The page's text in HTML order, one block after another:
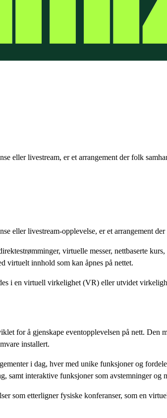
eller livestream, er et arrangement der folk
eller livestream-opplevelse, er et arrangement
virtuelle messer, nettbaserte
virtuelt innhold som kan åpnes på nettet.
i en virtuell virkelighet (VR) eller utvidet
for å gjenskape eventopplevelsen på nett.
installert.
i dag, hver med unike funksjoner og
samt interaktive funksjoner som avstemninger og
som etterligner fysiske konferanser, som en